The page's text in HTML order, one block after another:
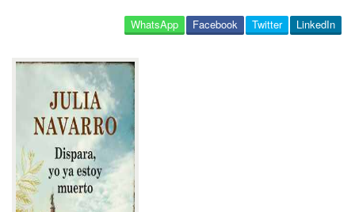
LinkedIn
Twitter
Facebook
WhatsApp